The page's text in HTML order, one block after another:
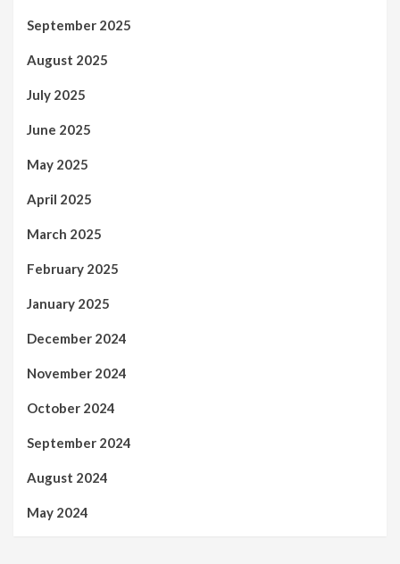
September 2025
August 2025
July 2025
June 2025
May 2025
April 2025
March 2025
February 2025
January 2025
December 2024
November 2024
October 2024
September 2024
August 2024
May 2024